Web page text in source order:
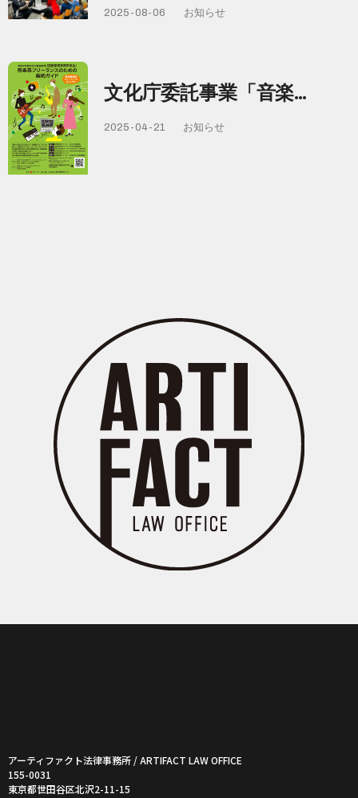
2025-08-06 お知らせ
文化庁委託事業「音楽…
2025-04-21 お知らせ
アーティファクト法律事務所 / ARTIFACT LAW OFFICE
155-0031
東京都世田谷区北沢2-11-15